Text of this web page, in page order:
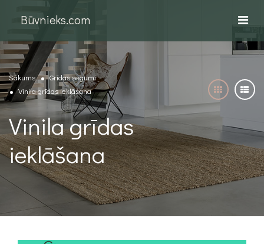
Būvnieks.com
Sākums
Grīdas segumi
Vinila grīdas ieklāšana
Vinila grīdas
ieklāšana